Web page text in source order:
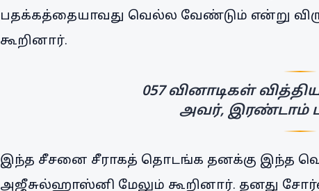
பதக்கத்தையாவது வெல்ல வேண்டும் என்று
கூறினார்.
057 வினாடிகள்
அவர், இரண்டாம்
இந்த சீசனை சீராகத் தொடங்க தனக்கு இந்த
அஜீசுல்ஹாஸ்னி மேலும் கூறினார். தனது